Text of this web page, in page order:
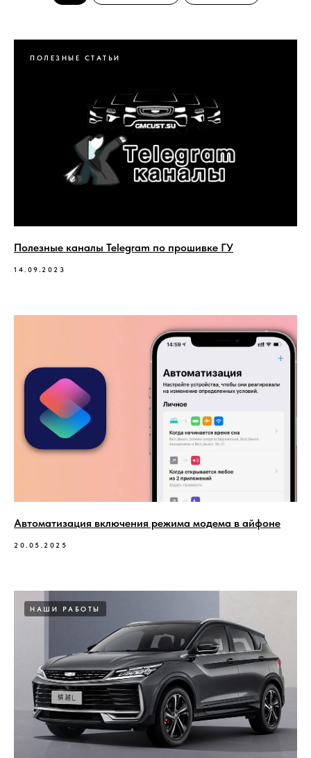
ПОЛЕЗНЫЕ СТАТЬИ
Полезные каналы Telegram по прошивке ГУ
14.09.2023
Автоматизация включения режима модема в айфоне
20.05.2025
НАШИ РАБОТЫ